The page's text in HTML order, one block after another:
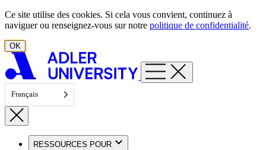
Aller au contenu
Ce site utilise des cookies. Si cela vous convient, continuez à
naviguer ou renseignez-vous sur notre politique de confidentialité.
OK
Français
RESSOURCES POUR